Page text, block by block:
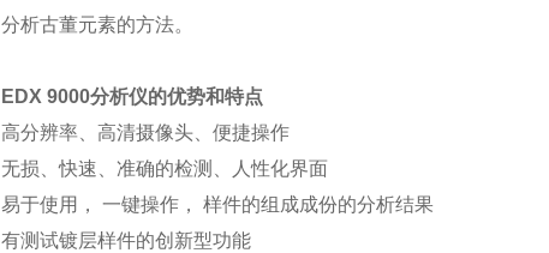
分析古董元素的方法。
EDX 9000分析仪的优势和特点
高分辨率、高清摄像头、便捷操作
无损、快速、准确的检测、人性化界面
易于使用， 一键操作， 样件的组成成份的分析结果
有测试镀层样件的创新型功能